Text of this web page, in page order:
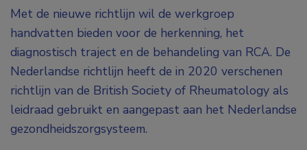
Met de nieuwe richtlijn wil de werkgroep
handvatten bieden voor de herkenning, het
diagnostisch traject en de behandeling van RCA. De
Nederlandse richtlijn heeft de in 2020 verschenen
richtlijn van de British Society of Rheumatology als
leidraad gebruikt en aangepast aan het Nederlandse
gezondheidszorgsysteem.